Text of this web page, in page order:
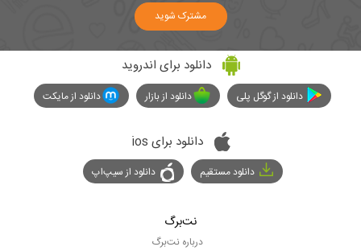
مشترک شوید
دانلود برای اندروید
دانلود از گوگل پلی دانلود از بازار دانلود از مایکت
دانلود برای ios
دانلود مستقیم دانلود از سیپ‌اپ
نت‌برگ
درباره نت‌برگ